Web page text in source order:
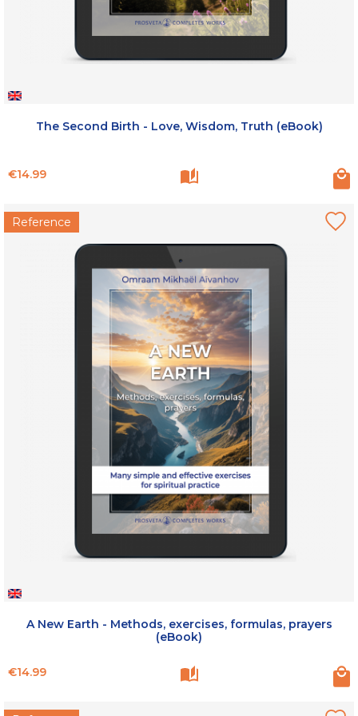
The Second Birth - Love, Wisdom, Truth (eBook)
Price
€14.99
Reference
A New Earth - Methods, exercises, formulas, prayers
(eBook)
Price
€14.99